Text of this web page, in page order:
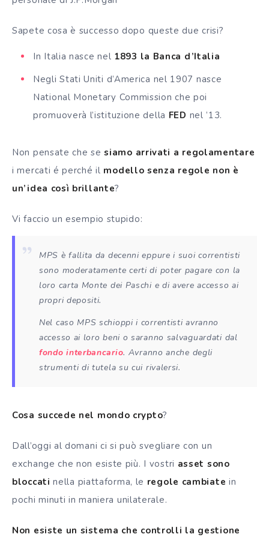
Sapete cosa è successo dopo queste due crisi?
In Italia nasce nel 1893 la Banca d’Italia
Negli Stati Uniti d’America nel 1907 nasce
National Monetary Commission che poi
promuoverà l’istituzione della FED nel ’13.
Non pensate che sesiamo arrivati a regolamentare
i mercati é perché il modello senza regole non è
un’idea così brillante?
Vi faccio un esempio stupido:
MPS è fallita da decenni eppure i suoi correntisti
sono moderatamente certi di poter pagare con la
loro carta Monte dei Paschi e di avere accesso ai
propri depositi.
Nel caso MPS schioppi i correntisti avranno
accesso ai loro beni o saranno salvaguardati dal
fondo interbancario. Avranno anche degli
strumenti di tutela su cui rivalersi.
Cosa succede nel mondo crypto?
Dall’oggi al domani ci si può svegliare con un
exchange che non esiste più. I vostri asset sono
bloccati nella piattaforma, le regole cambiate in
pochi minuti in maniera unilaterale.
Non esiste un sistema che controlli la gestione